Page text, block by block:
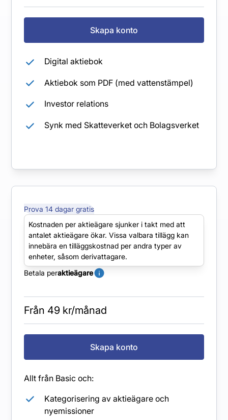
Skapa konto
Digital aktiebok
Aktiebok som PDF (med vattenstämpel)
Investor relations
Synk med Skatteverket och Bolagsverket
Prova 14 dagar gratis
Starter
Utökad funktionalitet och insyn av ägardata
med möjlighet till extra användare.
Kostnaden per aktieägare sjunker i takt med att
antalet aktieägare ökar. Vissa valbara tillägg kan
innebära en tilläggskostnad per andra typer av
enheter, såsom derivattagare.
Betala peraktieägare
Från 49 kr/månad
Skapa konto
Allt från Basic och:
Kategorisering av aktieägare och
nyemissioner